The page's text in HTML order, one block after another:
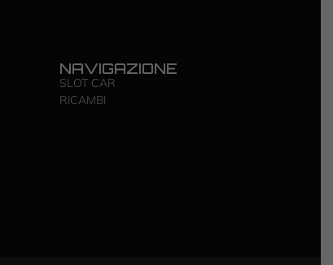
NAVIGAZIONE
SLOT CAR
RICAMBI